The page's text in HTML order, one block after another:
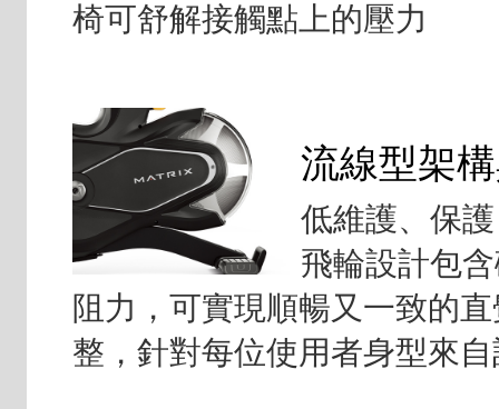
椅可舒解接觸點上的壓力
流線型架
低維護、保
飛輪設計包
阻力，可實現順暢又一致的
整，針對每位使用者身型來